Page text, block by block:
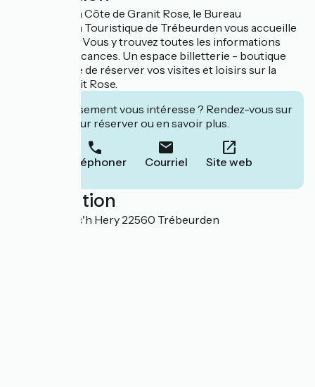
Au cœur de la Côte de Granit Rose, le Bureau
d'Information Touristique de Trébeurden vous accueille
toute l'année. Vous y trouvez toutes les informations
utiles à vos vacances. Un espace billetterie - boutique
vous propose de réserver vos visites et loisirs sur la
Côte de Granit Rose.
Cet établissement vous intéresse ? Rendez-vous sur
leur site pour réserver ou en savoir plus.
Téléphoner Courriel Site web
Localisation
Place de Crec'h Hery 22560 Trébeurden